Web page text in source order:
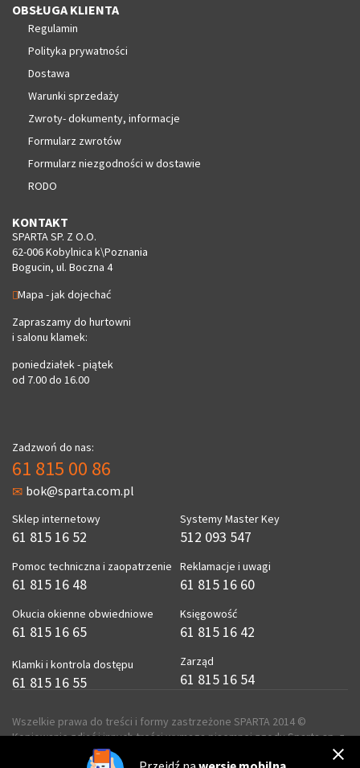
OBSŁUGA KLIENTA
Regulamin
Polityka prywatności
Dostawa
Warunki sprzedaży
Zwroty- dokumenty, informacje
Formularz zwrotów
Formularz niezgodności w dostawie
RODO
KONTAKT
SPARTA SP. Z O.O.
62-006 Kobylnica k\Poznania
Bogucin, ul. Boczna 4
Mapa - jak dojechać
Zapraszamy do hurtowni
i salonu klamek:
poniedziałek - piątek
od 7.00 do 16.00
Zadzwoń do nas:
61 815 00 86
bok@sparta.com.pl
Sklep internetowy
61 815 16 52
Pomoc techniczna i zaopatrzenie
61 815 16 48
Okucia okienne obwiedniowe
61 815 16 65
Klamki i kontrola dostępu
61 815 16 55
Systemy Master Key
512 093 547
Reklamacje i uwagi
61 815 16 60
Księgowość
61 815 16 42
Zarząd
61 815 16 54
Wszelkie prawa do treści i formy zastrzeżone SPARTA 2014 ©
Kopiowanie zdjęć i innych treści wymaga pisemnej zgody Sparta sp. z